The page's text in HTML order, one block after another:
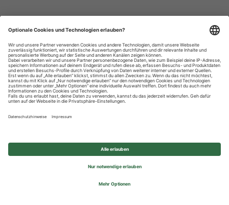
Datenschutzhinweise
Impressum
Privatsphäre-Einstellungen
© 2026 REWE Group - All rights reserved